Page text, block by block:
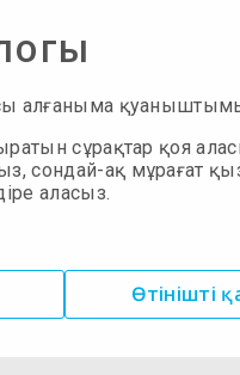
алғаныма
сұрақтар қоя
сондай-ақ мұрағат
аласыз.
Өтінішті